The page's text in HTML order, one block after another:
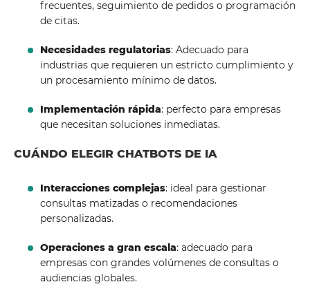
frecuentes, seguimiento de pedidos o programación
de citas.
Necesidades regulatorias: Adecuado para
industrias que requieren un estricto cumplimiento y
un procesamiento mínimo de datos.
Implementación rápida: perfecto para empresas
que necesitan soluciones inmediatas.
CUÁNDO ELEGIR CHATBOTS DE IA
Interacciones complejas: ideal para gestionar
consultas matizadas o recomendaciones
personalizadas.
Operaciones a gran escala: adecuado para
empresas con grandes volúmenes de consultas o
audiencias globales.